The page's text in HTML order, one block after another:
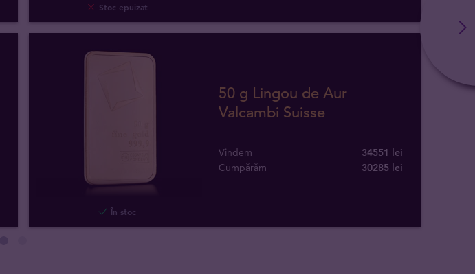
Stoc epuizat
În stoc
50 g Lingou de Aur
Valcambi Suisse
Vindem
34551 lei
Cumpărăm
30285 lei